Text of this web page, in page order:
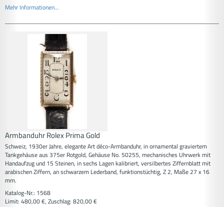
Mehr Informationen...
Armbanduhr Rolex Prima Gold
Schweiz, 1930er Jahre, elegante Art déco-Armbanduhr, in ornamental graviertem
Tankgehäuse aus 375er Rotgold, Gehäuse No. 50255, mechanisches Uhrwerk mit
Handaufzug und 15 Steinen, in sechs Lagen kalibriert, versilbertes Ziffernblatt mit
arabischen Ziffern, an schwarzem Lederband, funktionstüchtig, Z 2, Maße 27 x 16
mm.
Katalog-Nr.: 1568
Limit: 480,00 €, Zuschlag: 820,00 €